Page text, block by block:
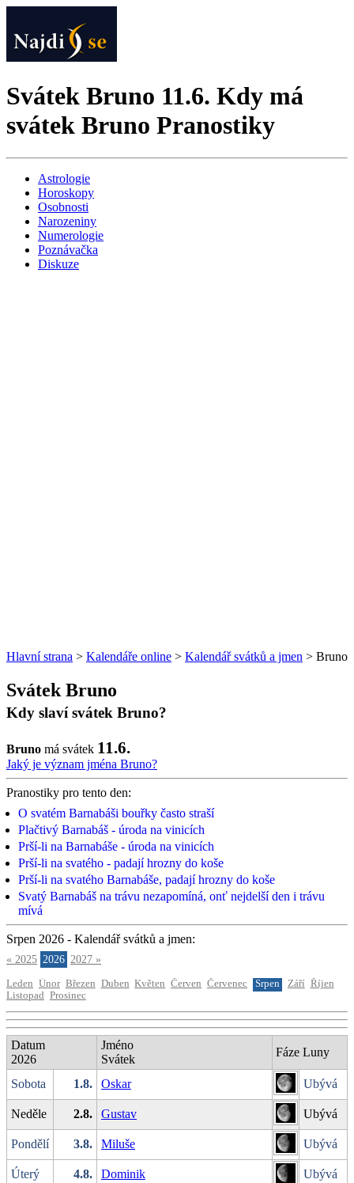
Svátek Bruno 11.6. Kdy má
svátek Bruno Pranostiky
Astrologie
Horoskopy
Osobnosti
Narozeniny
Numerologie
Poznávačka
Diskuze
Hlavní strana > Kalendáře online > Kalendář svátků a jmen > Bruno
Svátek Bruno
Kdy slaví svátek Bruno?
Bruno má svátek 11.6.
Jaký je význam jména Bruno?
Pranostiky pro tento den:
O svatém Barnabáši bouřky často straší
Plačtivý Barnabáš - úroda na vinicích
Prší-li na Barnabáše - úroda na vinicích
Prší-li na svatého - padají hrozny do koše
Prší-li na svatého Barnabáše, padají hrozny do koše
Svatý Barnabáš na trávu nezapomíná, onť nejdelší den i trávu
mívá
Srpen 2026 - Kalendář svátků a jmen:
« 2025 2026 2027 »
Leden Únor Březen Duben Květen Červen Červenec Srpen Září Říjen
Listopad Prosinec
Datum
2026
Jméno
Svátek
Fáze Luny
Sobota 1.8. Oskar Ubývá
Neděle 2.8. Gustav Ubývá
Pondělí 3.8. Miluše Ubývá
Úterý 4.8. Dominik Ubývá